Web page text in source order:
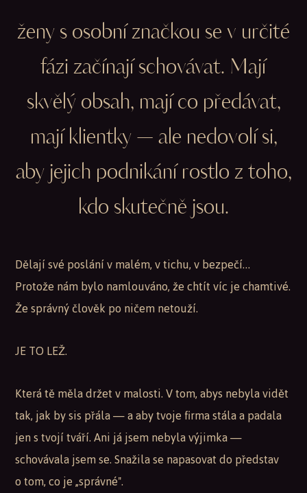
ženy s osobní značkou se v určité
fázi začínají schovávat. Mají
skvělý obsah, mají co předávat,
mají klientky — ale nedovolí si,
aby jejich podnikání rostlo z toho,
kdo skutečně jsou.
Dělají své poslání v malém, v tichu, v bezpečí…
Protože nám bylo namlouváno, že chtít víc je chamtivé.
Že správný člověk po ničem netouží.
JE TO LEŽ.
Která tě měla držet v malosti. V tom, abys nebyla vidět
tak, jak by sis přála — a aby tvoje firma stála a padala
jen s tvojí tváří. Ani já jsem nebyla výjimka —
schovávala jsem se. Snažila se napasovat do představ
o tom, co je „správné".